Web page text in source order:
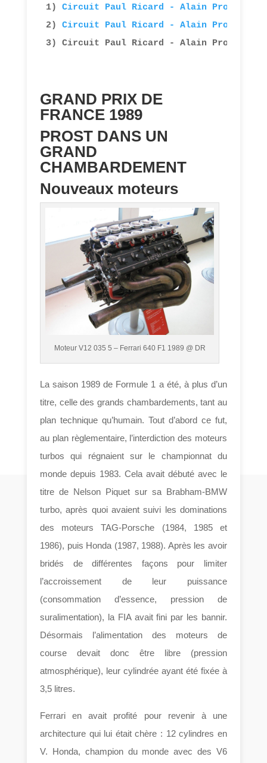
1) Circuit Paul Ricard - Alain Prost par
2) Circuit Paul Ricard - Alain Prost par
3) Circuit Paul Ricard - Alain Prost par
GRAND PRIX DE
FRANCE 1989
PROST DANS UN
GRAND
CHAMBARDEMENT
Nouveaux moteurs
Moteur V12 035 5 – Ferrari 640 F1 1989 @ DR
La saison 1989 de Formule 1 a été, à plus d’un
titre, celle des grands chambardements, tant au
plan technique qu’humain. Tout d’abord ce fut,
au plan règlementaire, l’interdiction des moteurs
turbos qui régnaient sur le championnat du
monde depuis 1983. Cela avait débuté avec le
titre de Nelson Piquet sur sa Brabham-BMW
turbo, après quoi avaient suivi les dominations
des moteurs TAG-Porsche (1984, 1985 et
1986), puis Honda (1987, 1988). Après les avoir
bridés de différentes façons pour limiter
l’accroissement de leur puissance
(consommation d’essence, pression de
suralimentation), la FIA avait fini par les bannir.
Désormais l’alimentation des moteurs de
course devait donc être libre (pression
atmosphérique), leur cylindrée ayant été fixée à
3,5 litres.
Ferrari en avait profité pour revenir à une
architecture qui lui était chère : 12 cylindres en
V. Honda, champion du monde avec des V6